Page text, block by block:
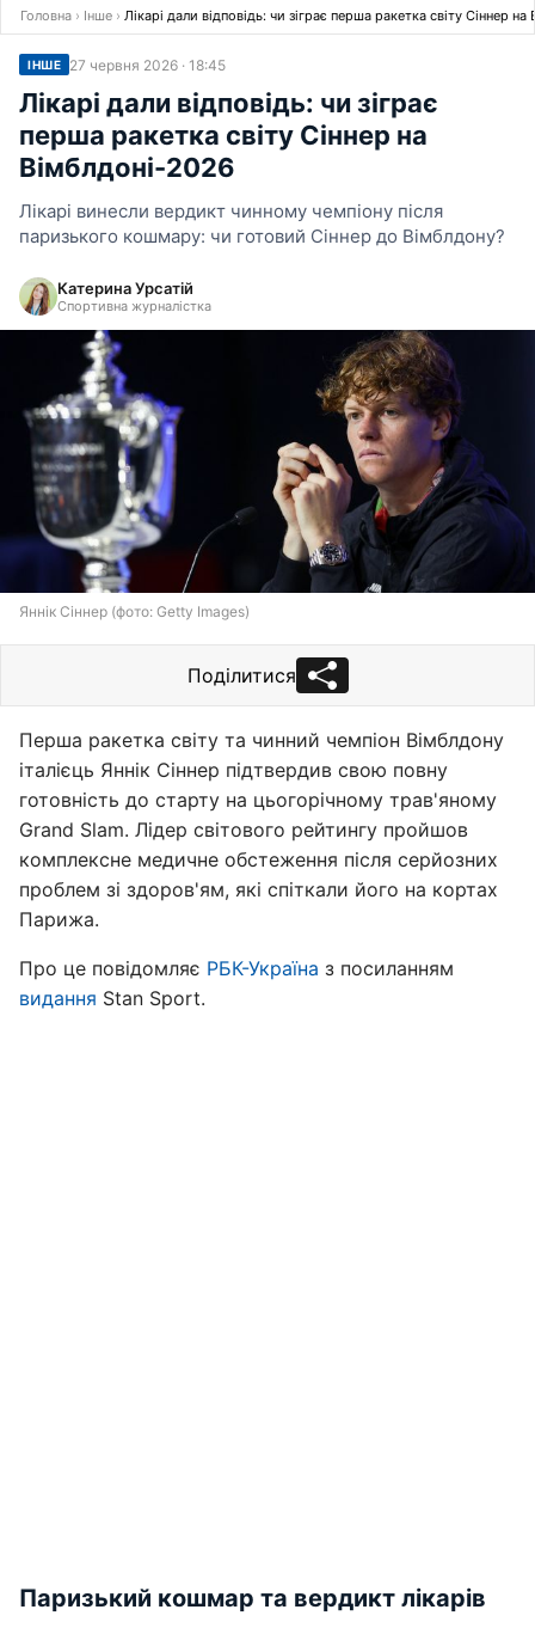
Головна › Інше › Лікарі дали відповідь: чи зіграє перша ракетка світу Сіннер
ІНШЕ 27 червня 2026 · 18:45
Лікарі дали відповідь: чи зіграє
перша ракетка світу Сіннер на
Вімблдоні-2026
Лікарі винесли вердикт чинному чемпіону після
паризького кошмару: чи готовий Сіннер до Вімблдону?
Катерина Урсатій
Спортивна журналістка
Яннік Сіннер (фото: Getty Images)
Поділитися
Перша ракетка світу та чинний чемпіон Вімблдону
італієць Яннік Сіннер підтвердив свою повну
готовність до старту на цьогорічному трав'яному
Grand Slam. Лідер світового рейтингу пройшов
комплексне медичне обстеження після серйозних
проблем зі здоров'ям, які спіткали його на кортах
Парижа.
Про це повідомляє РБК-Україна з посиланням
видання Stan Sport.
Паризький кошмар та вердикт лікарів